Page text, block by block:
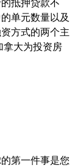
抵押贷款不
单元数量以及
方式的两个主
拿大为投资房
第一件事是您